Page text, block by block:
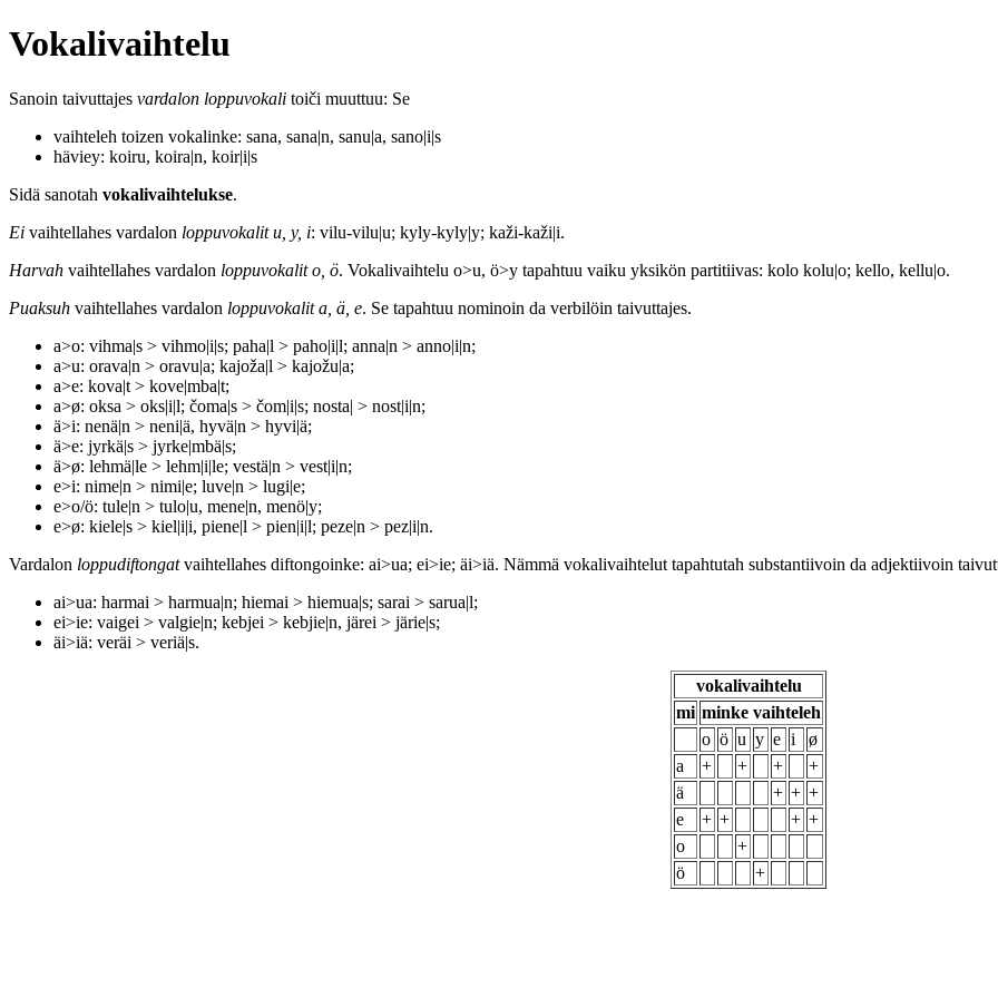
Vokalivaihtelu
Sanoin taivuttajes vardalon loppuvokali toiči muuttuu: Se
vaihteleh toizen vokalinke: sana, sana|n, sanu|a, sano|i|s
häviey: koiru, koira|n, koir|i|s
Sidä sanotah vokalivaihtelukse.
Ei vaihtellahes vardalon loppuvokalit u, y, i: vilu-vilu|u; kyly-kyly|y; kaži-kaži|i.
Harvah vaihtellahes vardalon loppuvokalit o, ö. Vokalivaihtelu o>u, ö>y tapahtuu vaiku yksikön partitiivas: kolo kolu|o; kello, kellu|o.
Puaksuh vaihtellahes vardalon loppuvokalit a, ä, e. Se tapahtuu nominoin da verbilöin taivuttajes.
a>o: vihma|s > vihmo|i|s; paha|l > paho|i|l; anna|n > anno|i|n;
a>u: orava|n > oravu|a; kajoža|l > kajožu|a;
a>e: kova|t > kove|mba|t;
a>ø: oksa > oks|i|l; čoma|s > čom|i|s; nosta| > nost|i|n;
ä>i: nenä|n > neni|ä, hyvä|n > hyvi|ä;
ä>e: jyrkä|s > jyrke|mbä|s;
ä>ø: lehmä|le > lehm|i|le; vestä|n > vest|i|n;
e>i: nime|n > nimi|e; luve|n > lugi|e;
e>o/ö: tule|n > tulo|u, mene|n, menö|y;
e>ø: kiele|s > kiel|i|i, piene|l > pien|i|l; peze|n > pez|i|n.
Vardalon loppudiftongatvaihtellahes diftongoinke: ai>ua; ei>ie; äi>iä. Nämmä vokalivaihtelut tapahtutah substantiivoin da adjektiivoin
ai>ua: harmai > harmua|n; hiemai > hiemua|s; sarai > sarua|l;
ei>ie: vaigei > valgie|n; kebjei > kebjie|n, järei > järie|s;
äi>iä: veräi > veriä|s.
vokalivaihtelu
mi minke vaihteleh
o ö u y e i
ø
a
+ + +
+
ä
+ + +
e
+ + + +
o
+
ö
+